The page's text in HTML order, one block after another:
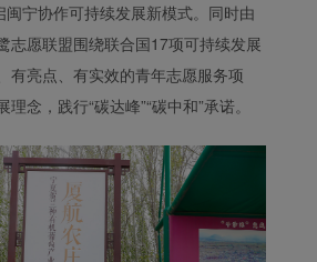
闽宁协作可持续发展新模式。同时由
志愿联盟围绕联合国17项可持续发展
有亮点、有实效的青年志愿服务项
念，践行“碳达峰”“碳中和”承诺。